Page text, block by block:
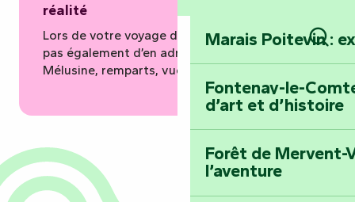
Marais Poitevin :
Fontenay-le-
d’art et d’histoire
Forêt de Mervent-
l’aventure
réalité
Lors de votre voyage dans le passé, n’oubliez
pas également d’en admirer le présent : tour
Mélusine, remparts, vue 360, …